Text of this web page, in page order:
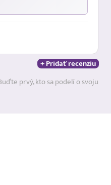
+ Pridať recenziu
prvý, kto sa podelí o svoju